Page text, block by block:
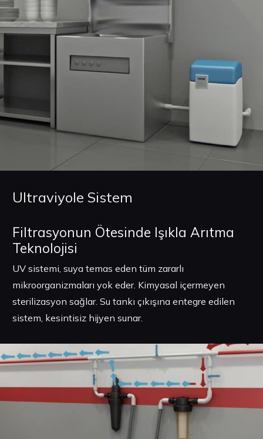
Ultraviyole Sistem
Filtrasyonun Ötesinde Işıkla Arıtma
Teknolojisi
UV sistemi, suya temas eden tüm zararlı
mikroorganizmaları yok eder. Kimyasal içermeyen
sterilizasyon sağlar. Su tankı çıkışına entegre edilen
sistem, kesintisiz hijyen sunar.